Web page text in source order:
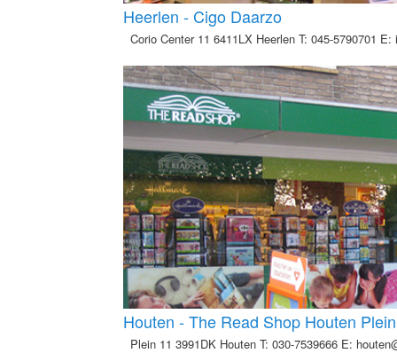
Heerlen - Cigo Daarzo
Corio Center 11 6411LX Heerlen T: 045-5790701
Houten - The Read Shop Houten Plein
Plein 11 3991DK Houten T: 030-7539666 E: